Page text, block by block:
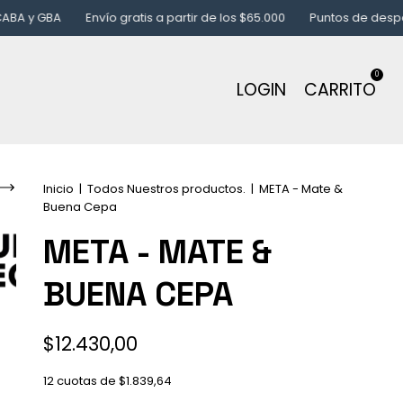
Envío gratis a partir de los $65.000 Puntos de despacho en
LOGIN CARRITO
0
Inicio | Todos Nuestros productos. | META - Mate &
Buena Cepa
META - MATE &
BUENA CEPA
$12.430,00
12cuotas de $1.839,64